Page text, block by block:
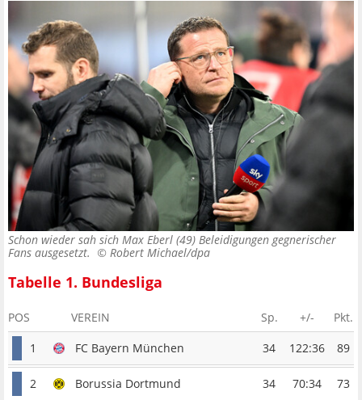
Schon wieder sah sich Max Eberl (49) Beleidigungen gegnerischer
Fans ausgesetzt. © Robert Michael/dpa
Tabelle 1. Bundesliga
POS VEREIN Sp. +/-
Pkt.
1
FC Bayern München 34 122:36 89
2 Borussia Dortmund 34 70:34 73